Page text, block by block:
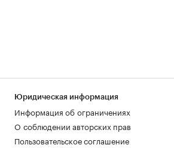
Юридическая информация
Информация об ограничениях
О соблюдении авторских прав
Пользовательское соглашение